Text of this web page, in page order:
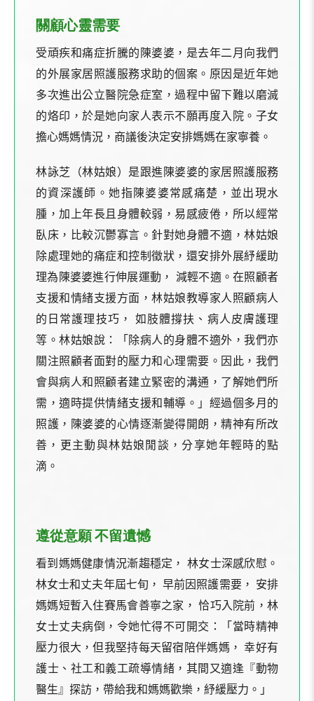
關顧心靈需要
受頑疾和痛症折騰的陳婆婆，是去年二月向我們
的外展家居照護服務求助的個案。原因是近年她
多次進出公立醫院急症室，過程中留下難以磨滅
的烙印，於是她向家人表示不願再度入院。子女
擔心媽媽情況，商議後決定安排媽媽在家寧養。
林詠芝（林姑娘）是跟進陳婆婆的家居照護服務
的資深護師。她指陳婆婆常感痛楚，並出現水
腫，加上年長且身體較弱，易感疲倦，所以經常
臥床，比較沉鬱寡言。針對她身體不適，林姑娘
除處理她的痛症和控制徵狀，還安排外展紓緩助
理為陳婆婆進行伸展運動， 減輕不適。在照顧者
支援和情緒支援方面，林姑娘教導家人照顧病人
的日常護理技巧， 如肢體撐扶、病人皮膚護理
等。林姑娘說：「除病人的身體不適外，我們亦
關注照顧者面對的壓力和心理需要。因此，我們
會與病人和照顧者建立緊密的溝通，了解她們所
需，適時提供情緒支援和輔導。」經過個多月的
照護，陳婆婆的心情逐漸變得開朗，精神有所改
善，更主動與林姑娘閒談，分享她年輕時的點
滴。
遵從意願 不留遺憾
看到媽媽健康情況漸趨穩定， 林女士深感欣慰。
林女士和丈夫年屆七旬， 早前因照護需要， 安排
媽媽短暫入住賽馬會善寧之家， 恰巧入院前，林
女士丈夫病倒，令她忙得不可開交：「當時精神
壓力很大，但我堅持每天留宿陪伴媽媽， 幸好有
護士、社工和義工疏導情緒，其間又適逢『動物
醫生』探訪，帶給我和媽媽歡樂，紓緩壓力。」